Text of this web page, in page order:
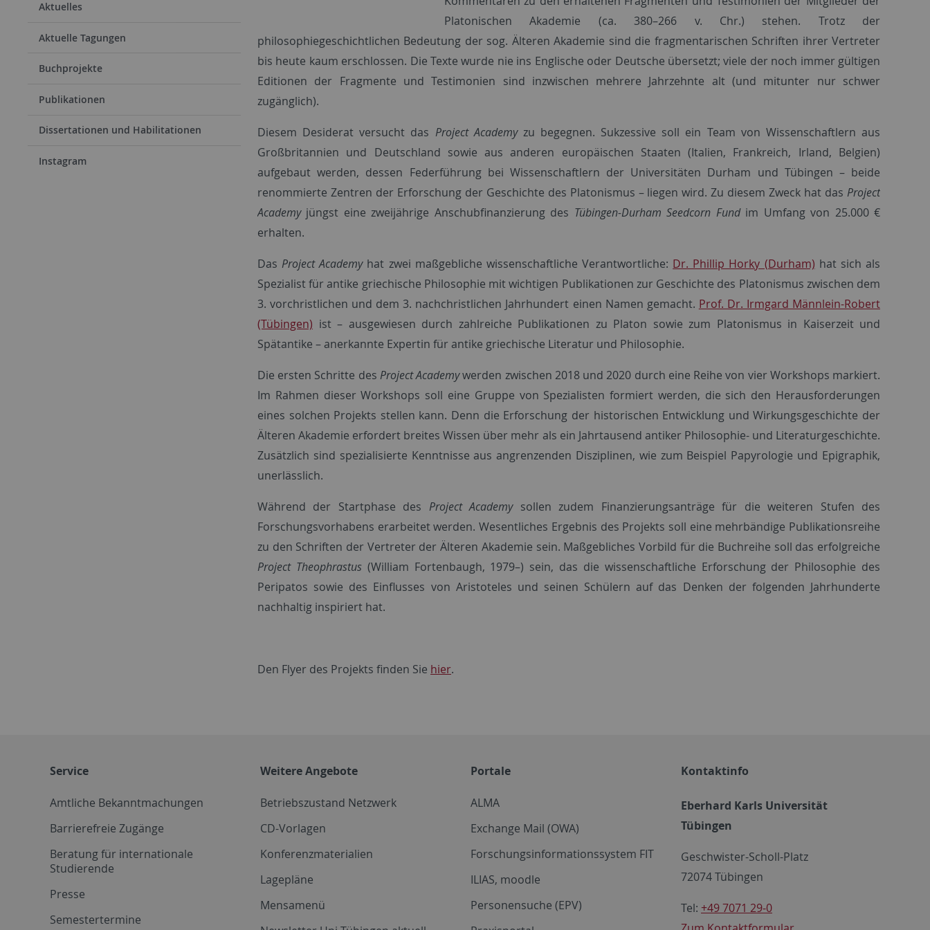
Aktuelles
Aktuelle Tagungen
Buchprojekte
Publikationen
Dissertationen und Habilitationen
Instagram
Platonischen Akademie (ca. 380–266 v. Chr.) stehen. Trotz der
philosophiegeschichtlichen Bedeutung der sog. Älteren Akademie sind die fragmentarischen Schriften ihrer Vertreter
bis heute kaum erschlossen. Die Texte wurde nie ins Englische oder Deutsche übersetzt; viele der noch immer gültigen
Editionen der Fragmente und Testimonien sind inzwischen mehrere Jahrzehnte alt (und mitunter nur schwer
zugänglich).
Diesem Desiderat versucht das Project Academyzu begegnen. Sukzessive soll ein Team von Wissenschaftlern aus
Großbritannien und Deutschland sowie aus anderen europäischen Staaten (Italien, Frankreich, Irland, Belgien)
aufgebaut werden, dessen Federführung bei Wissenschaftlern der Universitäten Durham und Tübingen – beide
renommierte Zentren der Erforschung der Geschichte des Platonismus – liegen wird. Zu diesem Zweck hat das Project
Academy jüngst eine zweijährige Anschubfinanzierung des Tübingen-Durham Seedcorn Fundim Umfang von 25.000 €
erhalten.
Das Project Academy hat zwei maßgebliche wissenschaftliche Verantwortliche: Dr. Phillip Horky (Durham) hat sich als
Spezialist für antike griechische Philosophie mit wichtigen Publikationen zur Geschichte des Platonismus zwischen dem
3. vorchristlichen und dem 3. nachchristlichen Jahrhundert einen Namen gemacht. Prof. Dr. Irmgard Männlein-Robert
(Tübingen) ist – ausgewiesen durch zahlreiche Publikationen zu Platon sowie zum Platonismus in Kaiserzeit und
Spätantike – anerkannte Expertin für antike griechische Literatur und Philosophie.
Die ersten Schritte des Project Academywerden zwischen 2018 und 2020 durch eine Reihe von vier Workshops markiert.
Im Rahmen dieser Workshops soll eine Gruppe von Spezialisten formiert werden, die sich den Herausforderungen
eines solchen Projekts stellen kann. Denn die Erforschung der historischen Entwicklung und Wirkungsgeschichte der
Älteren Akademie erfordert breites Wissen über mehr als ein Jahrtausend antiker Philosophie- und Literaturgeschichte.
Zusätzlich sind spezialisierte Kenntnisse aus angrenzenden Disziplinen, wie zum Beispiel Papyrologie und Epigraphik,
unerlässlich.
Während der Startphase des Project Academysollen zudem Finanzierungsanträge für die weiteren Stufen des
Forschungsvorhabens erarbeitet werden. Wesentliches Ergebnis des Projekts soll eine mehrbändige Publikationsreihe
zu den Schriften der Vertreter der Älteren Akademie sein. Maßgebliches Vorbild für die Buchreihe soll das erfolgreiche
Project Theophrastus (William Fortenbaugh, 1979–) sein, das die wissenschaftliche Erforschung der Philosophie des
Peripatos sowie des Einflusses von Aristoteles und seinen Schülern auf das Denken der folgenden Jahrhunderte
nachhaltig inspiriert hat.
Den Flyer des Projekts finden Sie hier.
Service
Amtliche Bekanntmachungen
Barrierefreie Zugänge
Beratung für internationale
Studierende
Presse
Semestertermine
Weitere Angebote
Betriebszustand Netzwerk
CD-Vorlagen
Konferenzmaterialien
Lagepläne
Mensamenü
Portale
ALMA
Exchange Mail (OWA)
Forschungsinformationssystem FIT
ILIAS, moodle
Personensuche (EPV)
Kontaktinfo
Eberhard Karls Universität
Tübingen
Geschwister-Scholl-Platz
72074 Tübingen
Tel: +49 7071 29-0